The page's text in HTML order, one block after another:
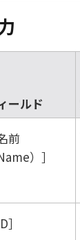
ールド
前
）